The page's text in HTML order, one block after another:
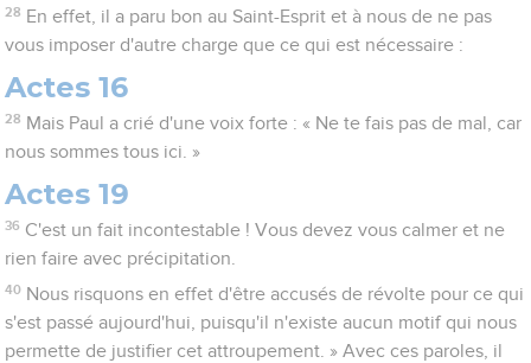
28 En effet, il a paru bon au Saint-Esprit et à nous de ne pas
vous imposer d'autre charge que ce qui est nécessaire :
Actes 16
28 Mais Paul a crié d'une voix forte : « Ne te fais pas de mal, car
nous sommes tous ici. »
Actes 19
36 C'est un fait incontestable ! Vous devez vous calmer et ne
rien faire avec précipitation.
40 Nous risquons en effet d'être accusés de révolte pour ce qui
s'est passé aujourd'hui, puisqu'il n'existe aucun motif qui nous
permette de justifier cet attroupement. » Avec ces paroles, il